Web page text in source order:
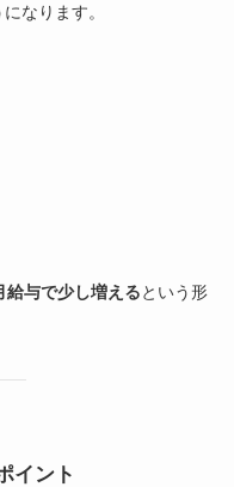
なります。
給与で少し増えるという形
イント